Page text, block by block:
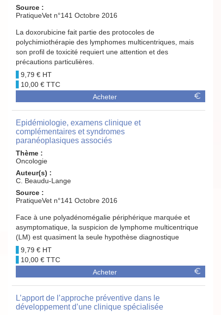
Source :
PratiqueVet n°141 Octobre 2016
La doxorubicine fait partie des protocoles de
polychimiothérapie des lymphomes multicentriques, mais
son profil de toxicité requiert une attention et des
précautions particulières.
9,79 €
10,00 €
Acheter
Epidémiologie, examens clinique et
complémentaires et syndromes
paranéoplasiques associés
Thème :
Oncologie
Auteur(s) :
C. Beaudu-Lange
Source :
PratiqueVet n°141 Octobre 2016
Face à une polyadénomégalie périphérique marquée et
asymptomatique, la suspicion de lymphome multicentrique
(LM) est quasiment la seule hypothèse diagnostique
9,79 €
10,00 €
Acheter
L’apport de l’approche préventive dans le
développement d’une clinique spécialisée